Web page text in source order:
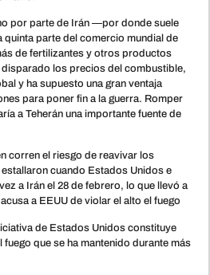
por parte de Irán —por donde suele
quinta parte del comercio mundial de
de fertilizantes y otros productos
los precios del combustible,
y ha supuesto una gran ventaja
para poner fin a la guerra. Romper
a Teherán una importante fuente de
corren el riesgo de reavivar los
cuando Estados Unidos e
a Irán el 28 de febrero, lo que llevó a
a EEUU de violar el alto el fuego
de Estados Unidos constituye
que se ha mantenido durante más